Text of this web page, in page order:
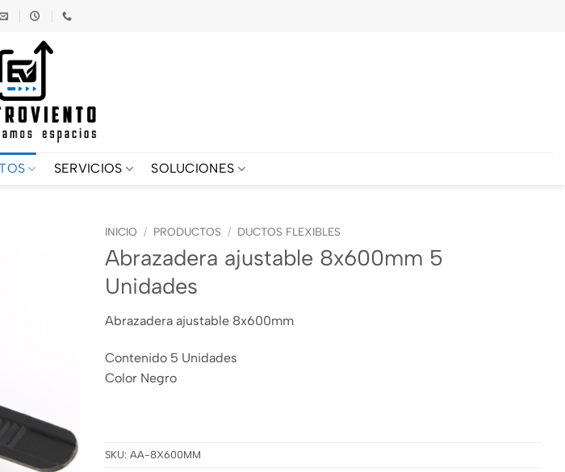
SERVICIOS SOLUCIONES
INICIO / PRODUCTOS / DUCTOS FLEXIBLES
Abrazadera ajustable 8x600mm 5
Unidades
Abrazadera ajustable 8x600mm
Contenido 5 Unidades
Color Negro
SKU:AA-8X600MM